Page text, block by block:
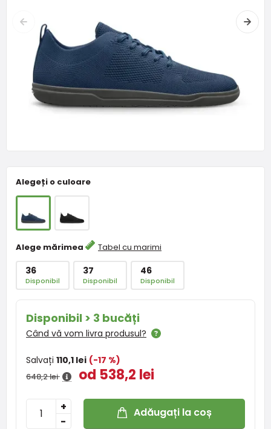
Alegeți o culoare
Alege mărimea Tabel cu marimi
36
Disponibil
37
Disponibil
46
Disponibil
Disponibil > 3 bucăți
Când vă vom livra produsul?
Salvați 110,1 lei (-17 %)
648,2 lei od 538,2 lei
-
+ Adăugați la coș